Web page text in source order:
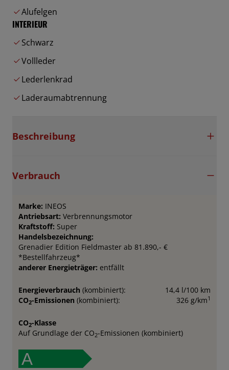
Alufelgen
INTERIEUR
Schwarz
Vollleder
Lederlenkrad
Laderaumabtrennung
Beschreibung
Verbrauch
Marke: INEOS
Antriebsart: Verbrennungsmotor
Kraftstoff: Super
Handelsbezeichnung:
Grenadier Edition Fieldmaster ab 81.890,- €
*Bestellfahrzeug*
anderer Energieträger: entfällt
Energieverbrauch (kombiniert):
14,4 l/100 km
CO2-Emissionen (kombiniert): 326 g/km1
CO2-Klasse
Auf Grundlage der CO2-Emissionen (kombiniert)
A